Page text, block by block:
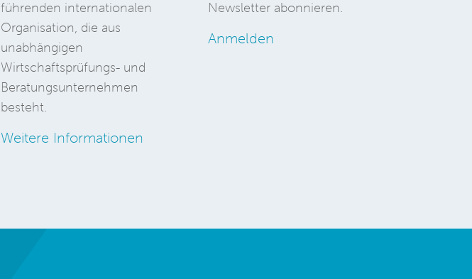
führenden internationalen
Organisation, die aus
unabhängigen
Wirtschaftsprüfungs- und
Beratungsunternehmen
besteht.
Weitere Informationen
Newsletter abonnieren.
Anmelden